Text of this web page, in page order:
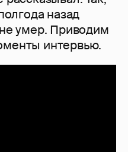
назад
умер. Приводим
интервью.